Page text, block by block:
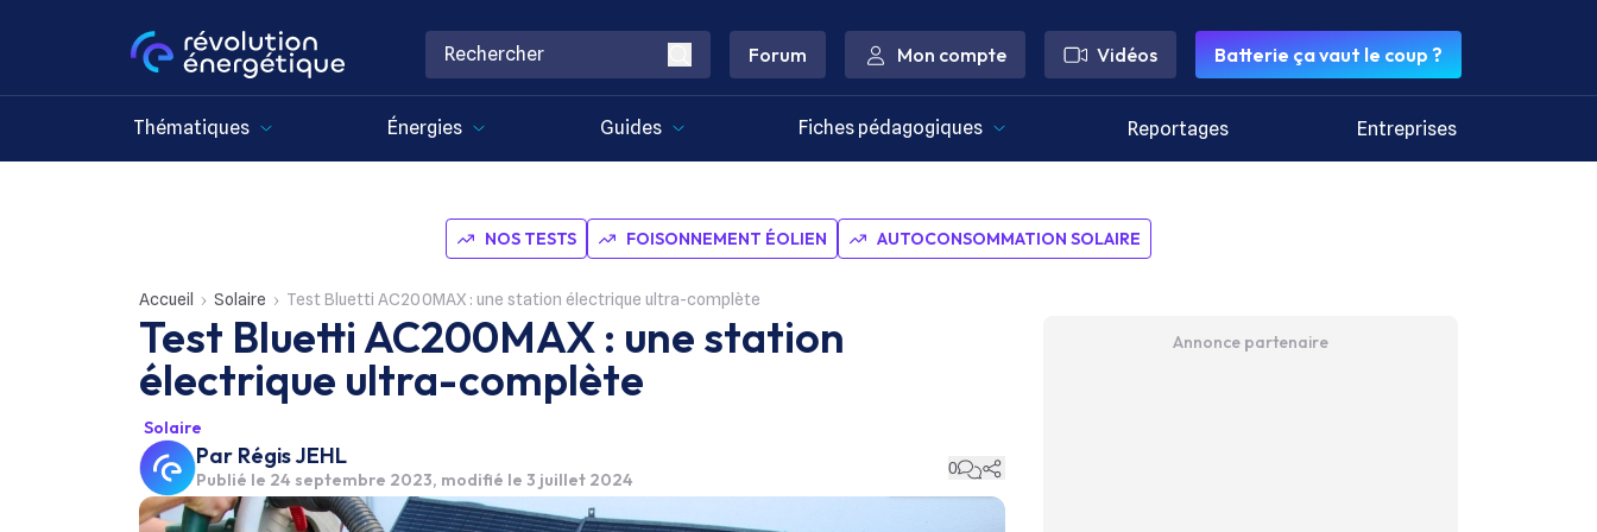
Forum Mon compte Vidéos Batterie ça vaut le coup ?
Thématiques Énergies Guides Fiches pédagogiques Reportages Entreprises
NOS TESTS FOISONNEMENT ÉOLIEN AUTOCONSOMMATION SOLAIRE
Accueil Solaire Test Bluetti AC200MAX : une station électrique ultra-complète
Test Bluetti AC200MAX : une station
électrique ultra-complète
Solaire
Par Régis JEHL
Publié le 24 septembre 2023, modifié le 3 juillet 2024
0
Annonce partenaire